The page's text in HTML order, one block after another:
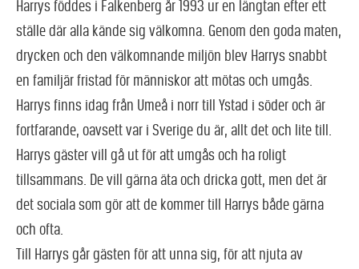
Harrys föddes i Falkenberg år 1993 ur en längtan efter ett
ställe där alla kände sig välkomna. Genom den goda maten,
drycken och den välkomnande miljön blev Harrys snabbt
en familjär fristad för människor att mötas och umgås.
Harrys finns idag från Umeå i norr till Ystad i söder och är
fortfarande, oavsett var i Sverige du är, allt det och lite till.
Harrys gäster vill gå ut för att umgås och ha roligt
tillsammans. De vill gärna äta och dricka gott, men det är
det sociala som gör att de kommer till Harrys både gärna
och ofta.
Till Harrys går gästen för att unna sig, för att njuta av